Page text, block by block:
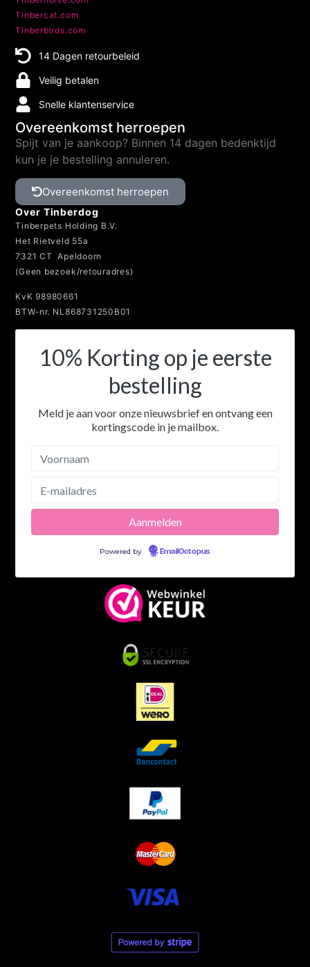
Tinbercat.com
Tinberbirds.com
14 Dagen retourbeleid
Veilig betalen
Snelle klantenservice
Overeenkomst herroepen
Spijt van je aankoop? Binnen 14 dagen bedenktijd
kun je je bestelling annuleren.
Overeenkomst herroepen
Over Tinberdog
Tinberpets Holding B.V.
Het Rietveld 55a
7321 CT Apeldoorn
(Geen bezoek/retouradres)
KvK 98980661
BTW-nr. NL868731250B01
10% Korting op je eerste
bestelling
Meld je aan voor onze nieuwsbrief en ontvang een
kortingscode in je mailbox.
Powered by EmailOctopus